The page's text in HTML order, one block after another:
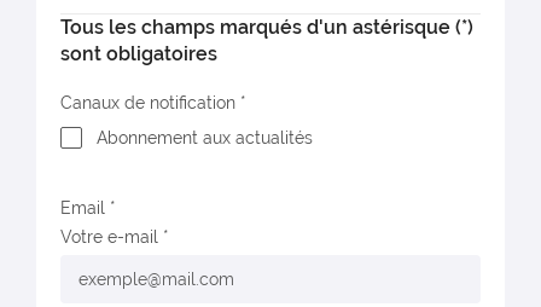
Tous les champs marqués d'un astérisque (*)
sont obligatoires
Canaux de notification
Abonnement aux actualités
Email
Votre e-mail